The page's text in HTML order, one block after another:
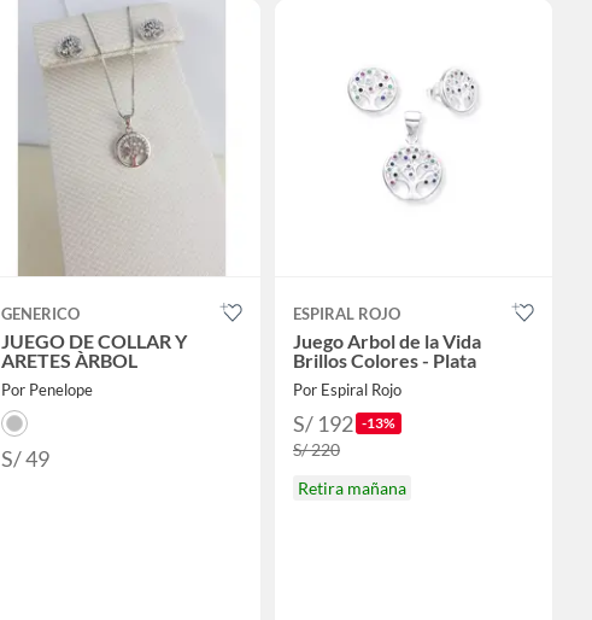
GENERICO
JUEGO DE COLLAR Y
ARETES ÀRBOL
Por Penelope
S/ 49
ESPIRAL ROJO
Juego Arbol de la Vida
Brillos Colores - Plata
Por Espiral Rojo
S/ 192 -13%
S/ 220
Retira mañana